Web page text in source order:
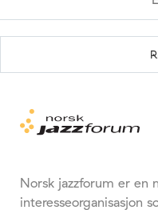
Norsk jazzforum er en
interesseorganisasjon